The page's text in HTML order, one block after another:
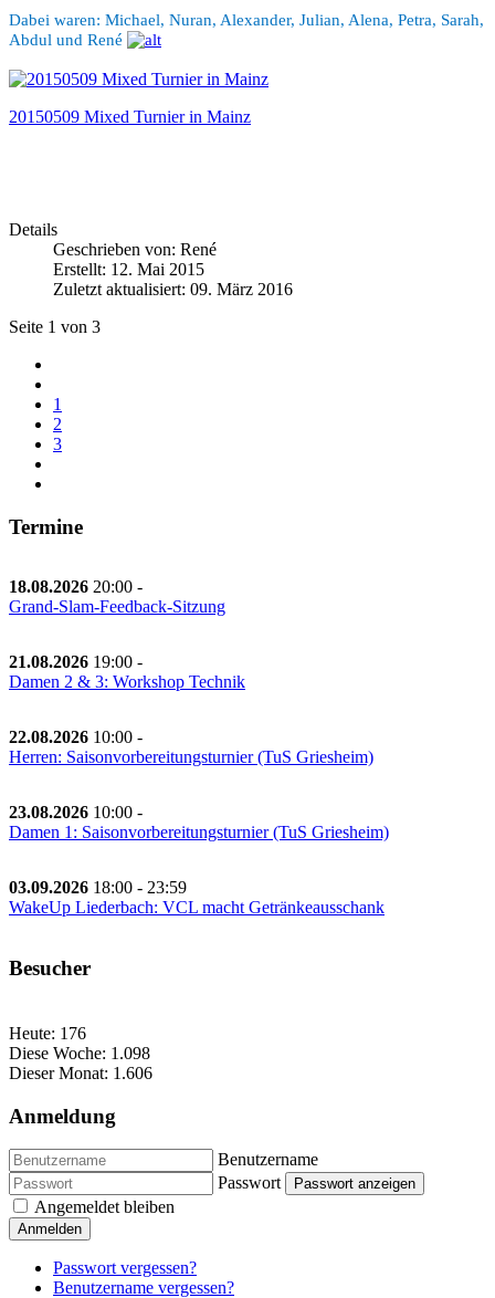
Dabei waren: Michael, Nuran, Alexander, Julian, Alena, Petra, Sarah,
Abdul und René
20150509 Mixed Turnier in Mainz
Details
Geschrieben von: René
Erstellt: 12. Mai 2015
Zuletzt aktualisiert: 09. März 2016
Seite 1 von 3
1
2
3
Termine
18.08.2026 20:00 -
Grand-Slam-Feedback-Sitzung
21.08.2026 19:00 -
Damen 2 & 3: Workshop Technik
22.08.2026 10:00 -
Herren: Saisonvorbereitungsturnier (TuS Griesheim)
23.08.2026 10:00 -
Damen 1: Saisonvorbereitungsturnier (TuS Griesheim)
03.09.2026 18:00 - 23:59
WakeUp Liederbach: VCL macht Getränkeausschank
Besucher
Heute: 176
Diese Woche: 1.098
Dieser Monat: 1.606
Anmeldung
Benutzername
Passwort
Passwort anzeigen
Angemeldet bleiben
Anmelden
Passwort vergessen?
Benutzername vergessen?